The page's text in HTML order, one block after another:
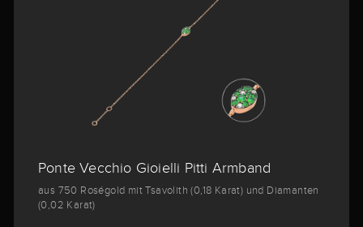
Ponte Vecchio Gioielli Pitti Armband
aus 750 Roségold mit Tsavolith (0,18 Karat) und Diamanten
(0,02 Karat)